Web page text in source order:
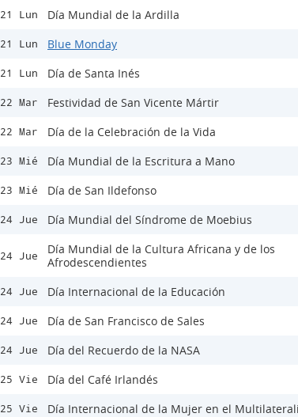
21 Lun Día Mundial de la Ardilla
21 Lun Blue Monday
21 Lun Día de Santa Inés
22 Mar Festividad de San Vicente Mártir
22 Mar Día de la Celebración de la Vida
23 Mié Día Mundial de la Escritura a Mano
23 Mié Día de San Ildefonso
24 Jue Día Mundial del Síndrome de Moebius
24 Jue
Día Mundial de la Cultura Africana y de los
Afrodescendientes
24 Jue Día Internacional de la Educación
24 Jue Día de San Francisco de Sales
24 Jue Día del Recuerdo de la NASA
25 Vie Día del Café Irlandés
25 Vie Día Internacional de la Mujer en el